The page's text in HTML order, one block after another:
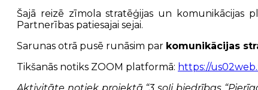
Šajā reizē zīmola stratēģijas un komunikācijas
Partnerības patiesajai sejai.
Sarunas otrā pusē runāsim par komunikācijas
Tikšanās notiks ZOOM platformā: https://